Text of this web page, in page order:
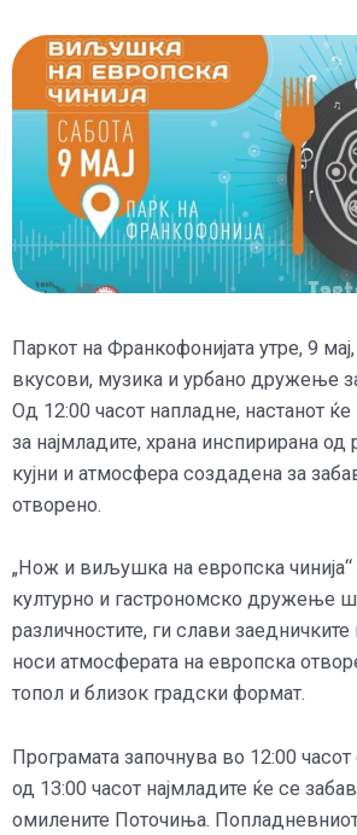
Паркот на Франкофонијата утре, 9
вкусови, музика и урбано дружење
Од 12:00 часот напладне, настанот
за најмладите, храна инспирирана
кујни и атмосфера создадена за
отворено.
„Нож и виљушка на европска
културно и гастрономско дружење
различностите, ги слави заедничките
носи атмосферата на европска
топол и близок градски формат.
Програмата започнува во 12:00
од 13:00 часот најмладите ќе се
омилените Поточиња.